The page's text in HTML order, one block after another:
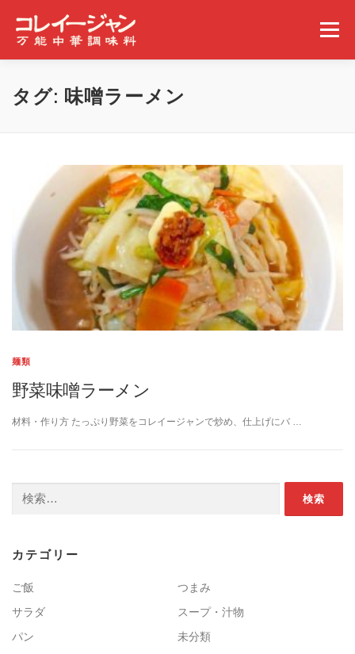
メニュー
ホーム コレイージャンとは
問い合わせ
タグ: 味噌ラーメン
麺類
野菜味噌ラーメン
材料・作り方 たっぷり野菜をコレイージャンで炒め、仕上げにバ …
検索:
カテゴリー
ご飯
つまみ
サラダ
スープ・汁物
パン
未分類